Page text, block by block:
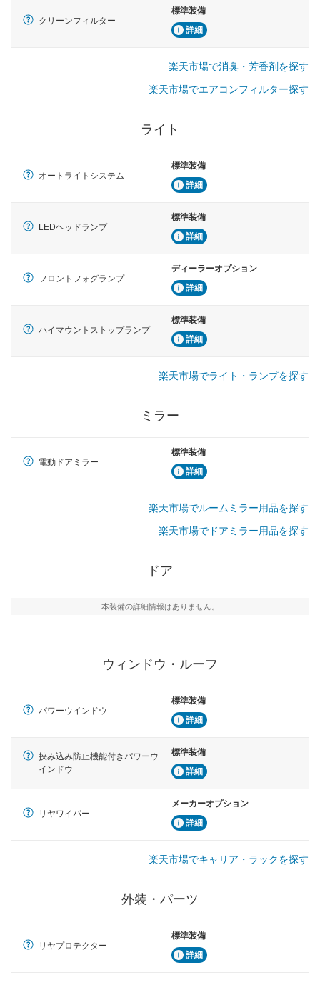
クリーンフィルター
標準装備
詳細
楽天市場で消臭・芳香剤を探す
楽天市場でエアコンフィルター探す
ライト
オートライトシステム
標準装備
詳細
LEDヘッドランプ
標準装備
詳細
フロントフォグランプ
ディーラーオプション
詳細
ハイマウントストップランプ
標準装備
詳細
楽天市場でライト・ランプを探す
ミラー
電動ドアミラー
標準装備
詳細
楽天市場でルームミラー用品を探す
楽天市場でドアミラー用品を探す
ドア
本装備の詳細情報はありません。
ウィンドウ・ルーフ
パワーウインドウ
標準装備
詳細
挟み込み防止機能付きパワーウ
インドウ
標準装備
詳細
リヤワイパー
メーカーオプション
詳細
楽天市場でキャリア・ラックを探す
外装・パーツ
リヤプロテクター
標準装備
詳細